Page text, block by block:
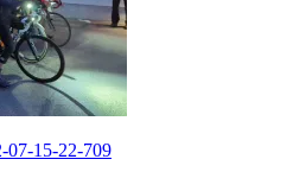
07-15-22-709